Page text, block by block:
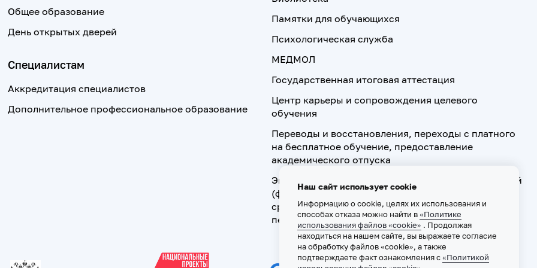
Общее образование
День открытых дверей
Специалистам
Аккредитация специалистов
Дополнительное профессиональное образование
Памятки для обучающихся
Психологическая служба
МЕДМОЛ
Государственная итоговая аттестация
Центр карьеры и сопровождения целевого
обучения
Переводы и восстановления, переходы с платного
на бесплатное обучение, предоставление
академического отпуска
Экзамен по допуску к осуществлению медицинской
(фармацевтической) деятельности на должностях
среднего медицинского (фармацевтического)
персонала
Наш сайт использует cookie
Информацию о cookie, целях их использования и
способах отказа можно найти в«Политике
использования файлов «cookie» . Продолжая
находиться на нашем сайте, вы выражаете согласие
на обработку файлов «cookie», а также
подтверждаете факт ознакомления с«Политикой